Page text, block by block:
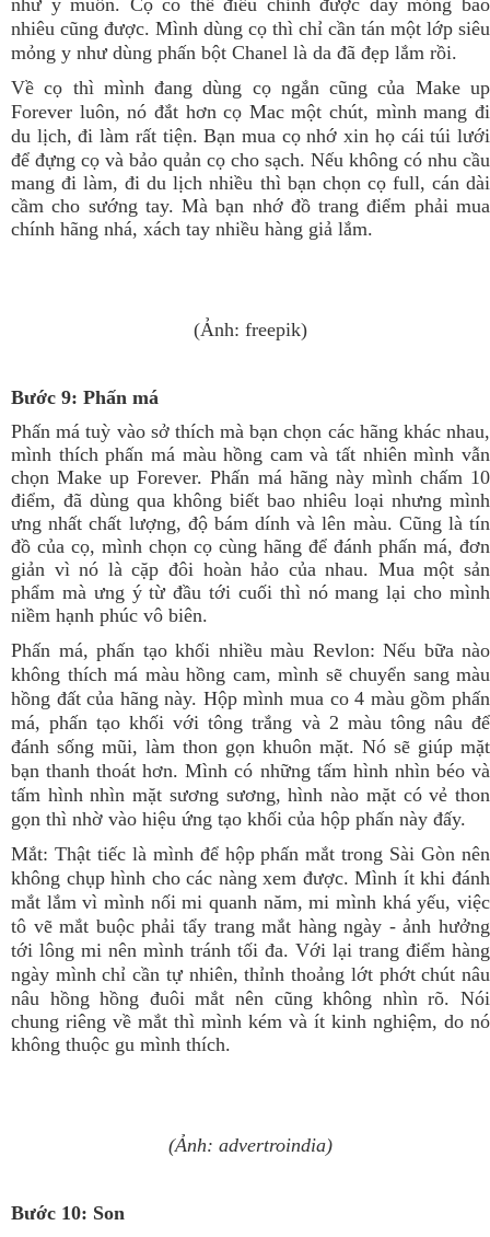
như ý muốn. Cọ có thể điều chỉnh được dày mỏng bao
nhiêu cũng được. Mình dùng cọ thì chỉ cần tán một lớp siêu
mỏng y như dùng phấn bột Chanel là da đã đẹp lắm rồi.
Về cọ thì mình đang dùng cọ ngắn cũng của Make up
Forever luôn, nó đắt hơn cọ Mac một chút, mình mang đi
du lịch, đi làm rất tiện. Bạn mua cọ nhớ xin họ cái túi lưới
để đựng cọ và bảo quản cọ cho sạch. Nếu không có nhu cầu
mang đi làm, đi du lịch nhiều thì bạn chọn cọ full, cán dài
cầm cho sướng tay. Mà bạn nhớ đồ trang điểm phải mua
chính hãng nhá, xách tay nhiều hàng giả lắm.
(Ảnh: freepik)
Bước 9: Phấn má
Phấn má tuỳ vào sở thích mà bạn chọn các hãng khác nhau,
mình thích phấn má màu hồng cam và tất nhiên mình vẫn
chọn Make up Forever. Phấn má hãng này mình chấm 10
điểm, đã dùng qua không biết bao nhiêu loại nhưng mình
ưng nhất chất lượng, độ bám dính và lên màu. Cũng là tín
đồ của cọ, mình chọn cọ cùng hãng để đánh phấn má, đơn
giản vì nó là cặp đôi hoàn hảo của nhau. Mua một sản
phẩm mà ưng ý từ đầu tới cuối thì nó mang lại cho mình
niềm hạnh phúc vô biên.
Phấn má, phấn tạo khối nhiều màu Revlon: Nếu bữa nào
không thích má màu hồng cam, mình sẽ chuyển sang màu
hồng đất của hãng này. Hộp mình mua co 4 màu gồm phấn
má, phấn tạo khối với tông trắng và 2 màu tông nâu để
đánh sống mũi, làm thon gọn khuôn mặt. Nó sẽ giúp mặt
bạn thanh thoát hơn. Mình có những tấm hình nhìn béo và
tấm hình nhìn mặt sương sương, hình nào mặt có vẻ thon
gọn thì nhờ vào hiệu ứng tạo khối của hộp phấn này đấy.
Mắt: Thật tiếc là mình để hộp phấn mắt trong Sài Gòn nên
không chụp hình cho các nàng xem được. Mình ít khi đánh
mắt lắm vì mình nối mi quanh năm, mi mình khá yếu, việc
tô vẽ mắt buộc phải tẩy trang mắt hàng ngày - ảnh hưởng
tới lông mi nên mình tránh tối đa. Với lại trang điểm hàng
ngày mình chỉ cần tự nhiên, thỉnh thoảng lớt phớt chút nâu
nâu hồng hồng đuôi mắt nên cũng không nhìn rõ. Nói
chung riêng về mắt thì mình kém và ít kinh nghiệm, do nó
không thuộc gu mình thích.
(Ảnh: advertroindia)
Bước 10: Son